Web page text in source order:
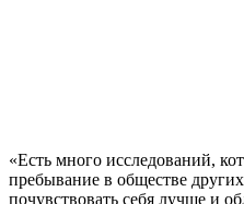
«Есть много исследований,
пребывание в обществе
почувствовать себя лучше и